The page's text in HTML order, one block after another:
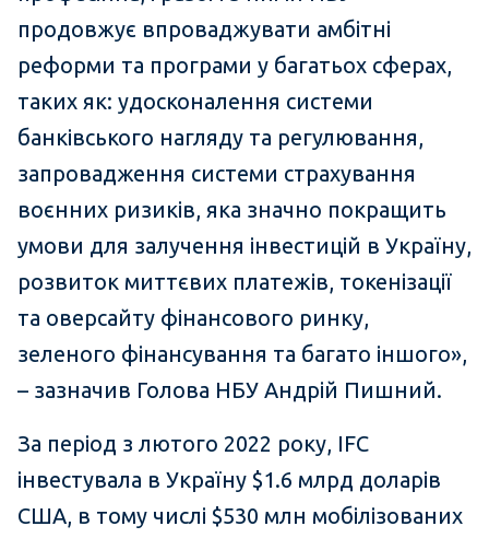
продовжує впроваджувати амбітні
реформи та програми у багатьох сферах,
таких як: удосконалення системи
банківського нагляду та регулювання,
запровадження системи страхування
воєнних ризиків, яка значно покращить
умови для залучення інвестицій в Україну,
розвиток миттєвих платежів, токенізації
та оверсайту фінансового ринку,
зеленого фінансування та багато іншого»,
– зазначив Голова НБУ Андрій Пишний.
За період з лютого 2022 року, IFC
інвестувала в Україну $1.6 млрд доларів
США, в тому числі $530 млн мобілізованих